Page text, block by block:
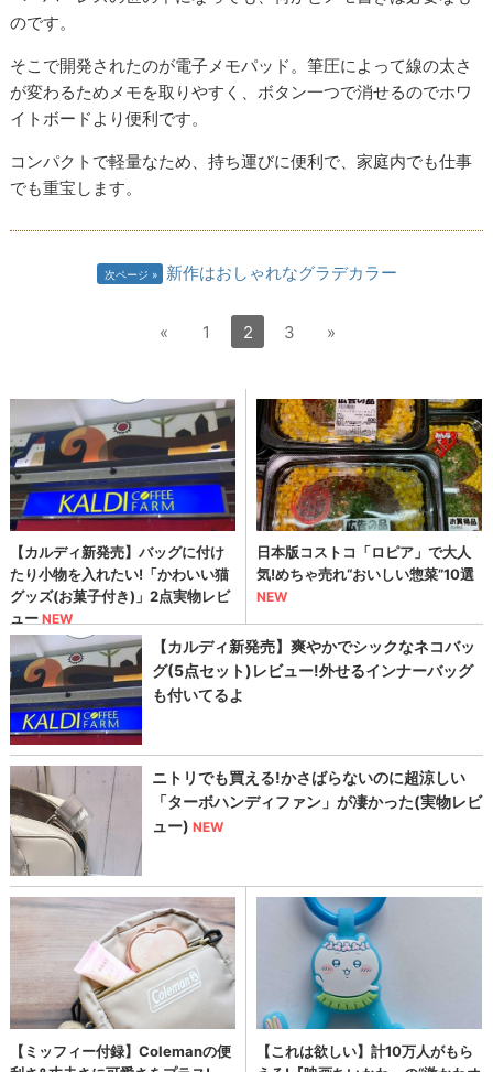
のです。
そこで開発されたのが電子メモパッド。筆圧によって線の太さ
が変わるためメモを取りやすく、ボタン一つで消せるのでホワ
イトボードより便利です。
コンパクトで軽量なため、持ち運びに便利で、家庭内でも仕事
でも重宝します。
次ページ 新作はおしゃれなグラデカラー
« 1 2 3 »